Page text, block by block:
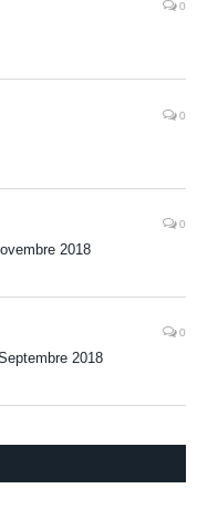
0
0
0
2018
0
2018